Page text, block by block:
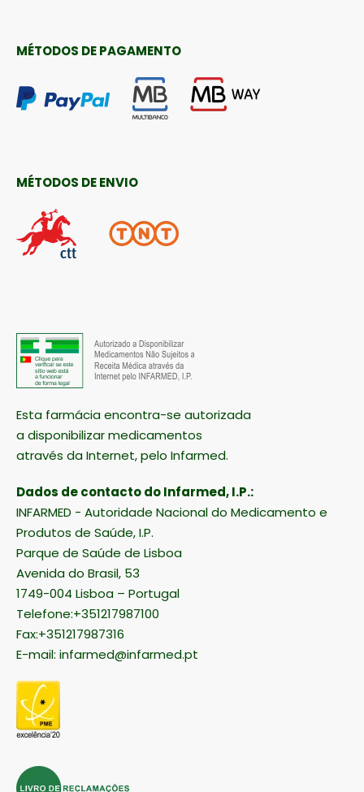
MÉTODOS DE PAGAMENTO
MÉTODOS DE ENVIO
Esta farmácia encontra-se autorizada
a disponibilizar medicamentos
através da Internet, pelo Infarmed.
Dados de contacto do Infarmed, I.P.:
INFARMED - Autoridade Nacional do Medicamento e
Produtos de Saúde, I.P.
Parque de Saúde de Lisboa
Avenida do Brasil, 53
1749-004 Lisboa – Portugal
Telefone:+351217987100
Fax:+351217987316
E-mail: infarmed@infarmed.pt